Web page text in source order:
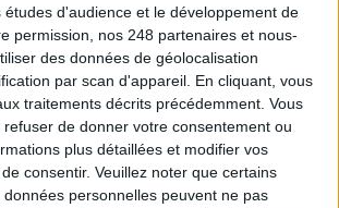
d'audience et le développement de
permission, nos 248 partenaires et nous-
des données de géolocalisation
par scan d'appareil. En cliquant, vous
traitements décrits précédemment. Vous
de donner votre consentement ou
plus détaillées et modifier vos
consentir. Veuillez noter que certains
personnelles peuvent ne pas
pour commenter les articles
déposer mon CV